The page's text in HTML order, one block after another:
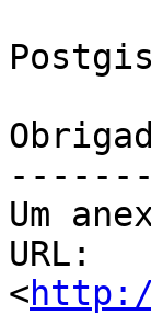
Um
URL:
<